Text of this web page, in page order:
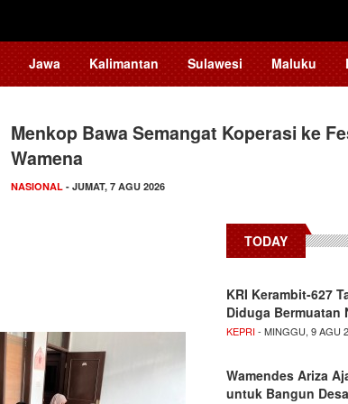
Jawa Kalimantan Sulawesi Maluku
Menkop Bawa Semangat Koperasi ke
Wamena
NASIONAL - JUMAT, 7 AGU 2026
TODAY
KRI Kerambit-627
Diduga Bermuatan
KEPRI- MINGGU, 9 AGU
Wamendes Ariza
untuk Bangun